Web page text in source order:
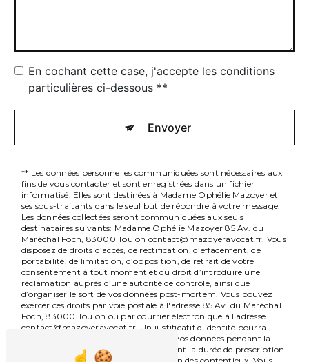
En cochant cette case, j'accepte les conditions
particulières ci-dessous **
Envoyer
** Les données personnelles communiquées sont nécessaires aux
fins de vous contacter et sont enregistrées dans un fichier
informatisé. Elles sont destinées à Madame Ophélie Mazoyer et
ses sous-traitants dans le seul but de répondre à votre message.
Les données collectées seront communiquées aux seuls
destinataires suivants: Madame Ophélie Mazoyer 85 Av. du
Maréchal Foch, 83000 Toulon contact@mazoyeravocat.fr. Vous
disposez de droits d’accès, de rectification, d’effacement, de
portabilité, de limitation, d’opposition, de retrait de votre
consentement à tout moment et du droit d’introduire une
réclamation auprès d’une autorité de contrôle, ainsi que
d’organiser le sort de vos données post-mortem. Vous pouvez
exercer ces droits par voie postale à l'adresse 85 Av. du Maréchal
Foch, 83000 Toulon ou par courrier électronique à l'adresse
contact@mazoyeravocat.fr. Un justificatif d'identité pourra
vous être demandé. Nous conservons vos données pendant la
période de prise de contact puis pendant la durée de prescription